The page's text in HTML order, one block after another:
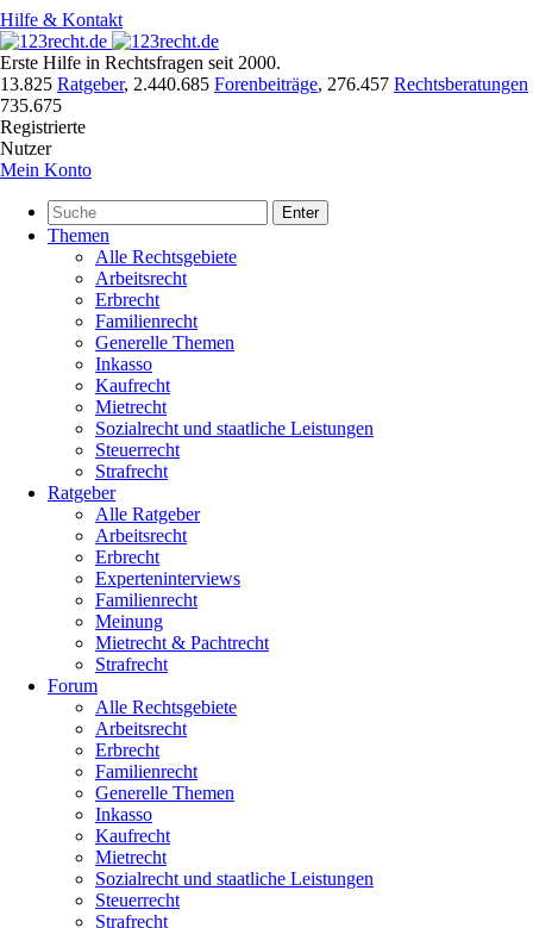
Hilfe & Kontakt
Erste Hilfe in Rechtsfragen seit 2000.
13.825 Ratgeber, 2.440.685 Forenbeiträge, 276.457 Rechtsberatungen
735.675
Registrierte
Nutzer
Mein Konto
Enter
Themen
Alle Rechtsgebiete
Arbeitsrecht
Erbrecht
Familienrecht
Generelle Themen
Inkasso
Kaufrecht
Mietrecht
Sozialrecht und staatliche Leistungen
Steuerrecht
Strafrecht
Ratgeber
Alle Ratgeber
Arbeitsrecht
Erbrecht
Experteninterviews
Familienrecht
Meinung
Mietrecht & Pachtrecht
Strafrecht
Forum
Alle Rechtsgebiete
Arbeitsrecht
Erbrecht
Familienrecht
Generelle Themen
Inkasso
Kaufrecht
Mietrecht
Sozialrecht und staatliche Leistungen
Steuerrecht
Strafrecht